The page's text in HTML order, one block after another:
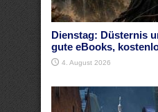
Dienstag: Düsternis
gute eBooks,
4. August 2026